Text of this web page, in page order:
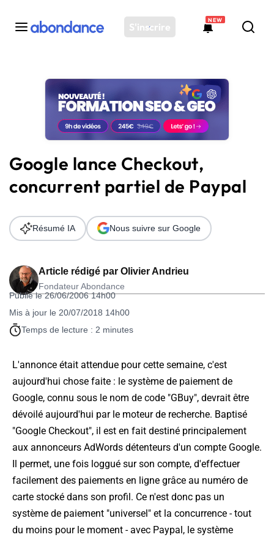
S'inscrire
NEW
Toutes les actus
Actus SEO
Plateforme
Solutions
Ressources
Audit SEO
Google lance Checkout,
concurrent partiel de Paypal
Article rédigé par Olivier Andrieu
Fondateur Abondance
Publié le 26/06/2006 14h00
Mis à jour le 20/07/2018 14h00
Temps de lecture : 2 minutes
Résumé IA Nous suivre sur Google
L'annonce était attendue pour cette semaine, c'est
aujourd'hui chose faite : le système de paiement de
Google, connu sous le nom de code "GBuy", devrait être
dévoilé aujourd'hui par le moteur de recherche. Baptisé
"Google Checkout", il est en fait destiné principalement
aux annonceurs AdWords détenteurs d'un compte Google.
Il permet, une fois loggué sur son compte, d'effectuer
facilement des paiements en ligne grâce au numéro de
carte stocké dans son profil. Ce n'est donc pas un
système de paiement "universel" et la concurrence - tout
du moins pour le moment - avec Paypal, le système